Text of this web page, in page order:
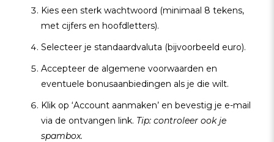
Kies een sterk wachtwoord (minimaal 8 tekens,
met cijfers en hoofdletters).
Selecteer je standaardvaluta (bijvoorbeeld euro).
Accepteer de algemene voorwaarden en
eventuele bonusaanbiedingen als je die wilt.
Klik op ‘Account aanmaken’ en bevestig je e-mail
via de ontvangen link. Tip: controleer ook je
spambox.